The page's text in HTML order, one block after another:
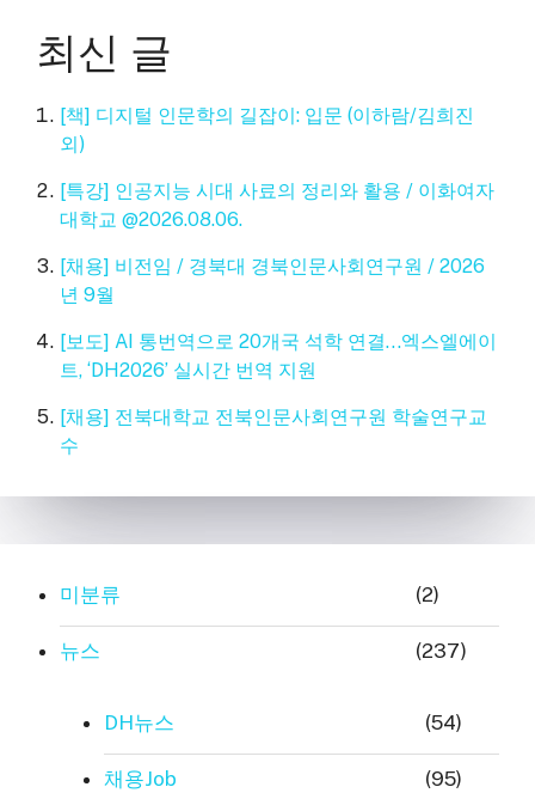
최신 글
[책] 디지털 인문학의 길잡이: 입문 (이하람/김희진
외)
[특강] 인공지능 시대 사료의 정리와 활용 / 이화여자
대학교 @2026.08.06.
[채용] 비전임 / 경북대 경북인문사회연구원 / 2026
년 9월
[보도] AI 통번역으로 20개국 석학 연결…엑스엘에이
트, ‘DH2026’ 실시간 번역 지원
[채용] 전북대학교 전북인문사회연구원 학술연구교
수
미분류 (2)
뉴스 (237)
DH뉴스 (54)
채용Job (95)